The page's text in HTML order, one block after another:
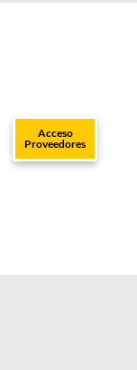
Acceso
Proveedores